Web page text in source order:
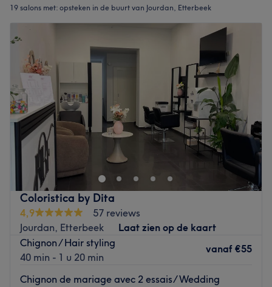
19 salons met: opsteken in de buurt van Jourdan, Etterbeek
Coloristica by Dita
4,9
57 reviews
Jourdan, Etterbeek
Laat zien op de kaart
Chignon / Hair styling
40 min - 1 u 20 min
vanaf €55
Chignon de mariage avec 2 essais/ Wedding